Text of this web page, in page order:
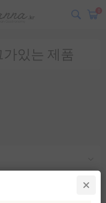
0
가있는 제품